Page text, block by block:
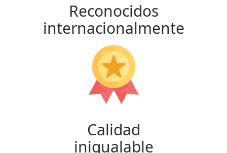
Reconocidos
internacionalmente
Calidad
inigualable